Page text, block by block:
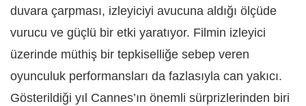
duvara çarpması, izleyiciyi avucuna aldığı ölçüde
vurucu ve güçlü bir etki yaratıyor. Filmin izleyici
üzerinde müthiş bir tepkiselliğe sebep veren
oyunculuk performansları da fazlasıyla can yakıcı.
Gösterildiği yıl Cannes’ın önemli sürprizlerinden biri